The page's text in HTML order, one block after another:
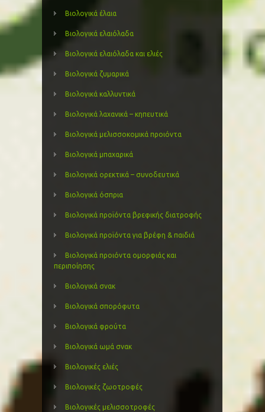
Βιολογικά έλαια
Βιολογικά ελαιόλαδα
Βιολογικά ελαιόλαδα και ελιές
Βιολογικά ζυμαρικά
Βιολογικά καλλυντικά
Βιολογικά λαχανικά – κηπευτικά
Βιολογικά μελισσοκομικά προιόντα
Βιολογικά μπαχαρικά
Βιολογικά ορεκτικά – συνοδευτικά
Βιολογικά όσπρια
Βιολογικά προϊόντα βρεφικής διατροφής
Βιολογικά προϊόντα για βρέφη & παιδιά
Βιολογικά προιόντα ομορφιάς και
περιποίησης
Βιολογικά σνακ
Βιολογικά σπορόφυτα
Βιολογικά φρούτα
Βιολογικά ωμά σνακ
Βιολογικές ελιές
Βιολογικές ζωοτροφές
Βιολογικές μελισσοτροφές